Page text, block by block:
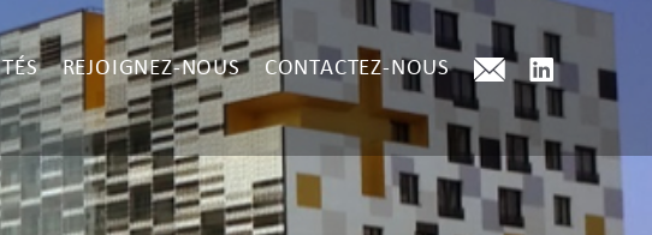
REJOIGNEZ-NOUS CONTACTEZ-NOUS